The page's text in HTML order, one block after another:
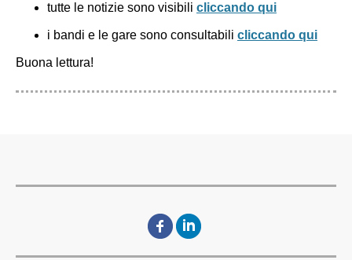
tutte le notizie sono visibili cliccando qui
i bandi e le gare sono consultabili cliccando qui
Buona lettura!